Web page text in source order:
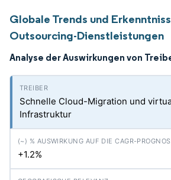
Globale Trends und
Outsourcing-Dienstleistungen
Analyse der Auswirkungen von
Schnelle Cloud-Migration und
Infrastruktur
+1.2%